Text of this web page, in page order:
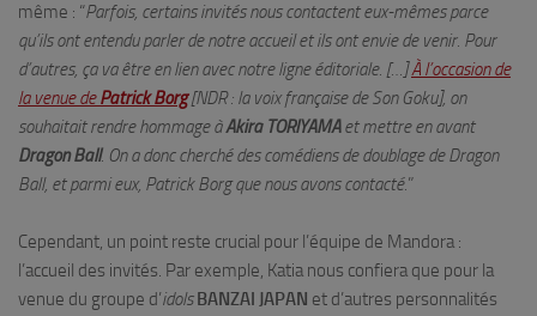
même : “Parfois, certains invités nous contactent eux-mêmes parce
qu’ils ont entendu parler de notre accueil et ils ont envie de venir. Pour
d’autres, ça va être en lien avec notre ligne éditoriale. […]À l’occasion de
la venue dePatrick Borg[NDR : la voix française de Son Goku], on
souhaitait rendre hommage àAkira TORIYAMA et mettre en avant
Dragon Ball. On a donc cherché des comédiens de doublage de Dragon
Ball, et parmi eux, Patrick Borg que nous avons contacté.”
Cependant, un point reste crucial pour l’équipe de Mandora :
l’accueil des invités. Par exemple, Katia nous confiera que pour la
venue du groupe d’idols BANZAI JAPAN et d’autres personnalités